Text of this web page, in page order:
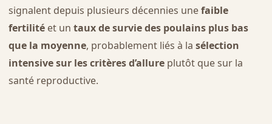
signalent depuis plusieurs décennies unefaible
fertilitéet un taux de survie des poulains plus bas
que la moyenne, probablement liés à la sélection
intensive sur les critères d’allureplutôt que sur la
santé reproductive.